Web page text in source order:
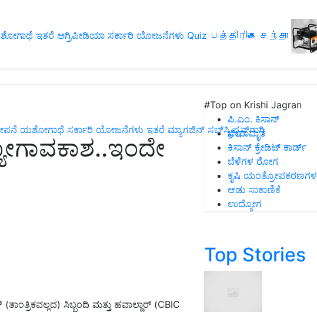
ಇತರೆ ಅಗ್ರಿಪೀಡಿಯಾ ಸರ್ಕಾರಿ ಯೋಜನೆಗಳು Quiz பத்திரிகை சந்தா
ಯಶೋಗಾಥೆ ಸರ್ಕಾರಿ ಯೋಜನೆಗಳು ಇತರೆ ಮ್ಯಾಗಜಿನ್‌ ಸಬ್‌ಸ್ಕ್ರಿಪ್ಷನ್‌ಗಾಗಿ
ಸಿಬ್ಬಂದಿ ಮತ್ತು ಹವಾಲ್ದಾರ್ (CBIC
#Top on Krishi Jagran
ಪಿ.ಎಂ. ಕಿಸಾನ್
ಜೀವಾಮೃತ
ಕಿಸಾನ್ ಕ್ರೇಡಿಟ್ ಕಾರ್ಡ್
ಬೆಳೆಗಳ ರೋಗ
ಕೃಷಿ
ಆಡು ಸಾಕಾಣಿಕೆ
ಉದ್ಯೋಗ
Top Stories